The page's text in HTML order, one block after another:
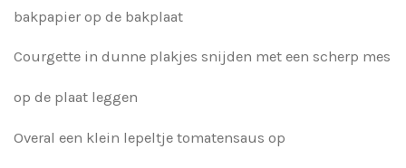
bakpapier op de bakplaat
Courgette in dunne plakjes snijden met een scherp mes
op de plaat leggen
Overal een klein lepeltje tomatensaus op